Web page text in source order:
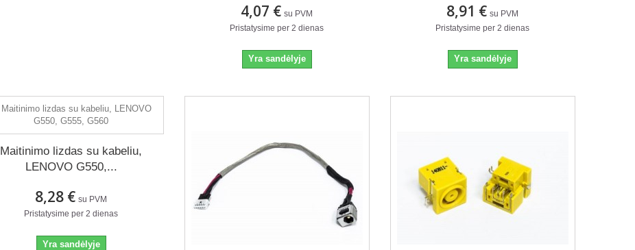
4,07 € su PVM
Pristatysime per 2 dienas
Yra sandėlyje
8,91 € su PVM
Pristatysime per 2 dienas
Yra sandėlyje
Maitinimo lizdas su kabeliu,
LENOVO G550,...
8,28 € su PVM
Pristatysime per 2 dienas
Yra sandėlyje